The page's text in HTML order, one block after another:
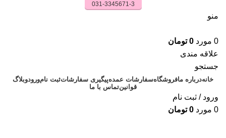
031-3345671-3
منو
0 مورد 0 تومان
علاقه مندی
جستجو
خانهدرباره مافروشگاهسفارشات عمدهپیگیری سفارشاتثبت نامورودوبلاگ
قوانینتماس با ما
ورود / ثبت نام
0 مورد 0 تومان